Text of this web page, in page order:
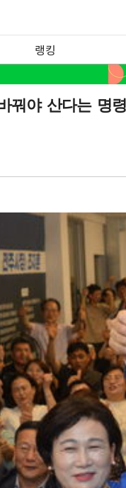
랭킹
꿔야 산다는 명